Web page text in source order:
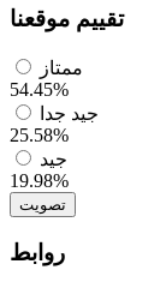
تقييم موقعنا
ممتاز
54.45%
جيد جدا
25.58%
جيد
19.98%
تصويت
روابط